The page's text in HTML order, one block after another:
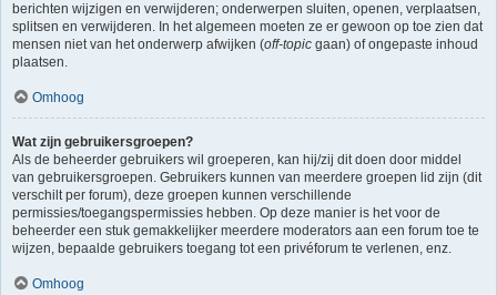
berichten wijzigen en verwijderen; onderwerpen sluiten, openen, verplaatsen,
splitsen en verwijderen. In het algemeen moeten ze er gewoon op toe zien dat
mensen niet van het onderwerp afwijken (off-topic gaan) of ongepaste inhoud
plaatsen.
Omhoog
Wat zijn gebruikersgroepen?
Als de beheerder gebruikers wil groeperen, kan hij/zij dit doen door middel
van gebruikersgroepen. Gebruikers kunnen van meerdere groepen lid zijn (dit
verschilt per forum), deze groepen kunnen verschillende
permissies/toegangspermissies hebben. Op deze manier is het voor de
beheerder een stuk gemakkelijker meerdere moderators aan een forum toe te
wijzen, bepaalde gebruikers toegang tot een privéforum te verlenen, enz.
Omhoog